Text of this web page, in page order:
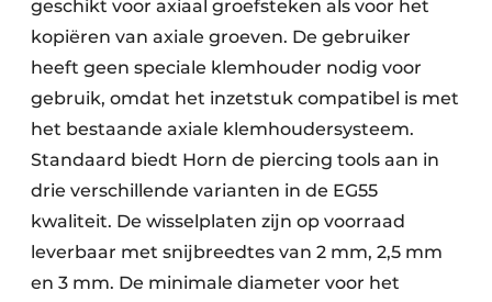
geschikt voor axiaal groefsteken als voor het
kopiëren van axiale groeven. De gebruiker
heeft geen speciale klemhouder nodig voor
gebruik, omdat het inzetstuk compatibel is met
het bestaande axiale klemhoudersysteem.
Standaard biedt Horn de piercing tools aan in
drie verschillende varianten in de EG55
kwaliteit. De wisselplaten zijn op voorraad
leverbaar met snijbreedtes van 2 mm, 2,5 mm
en 3 mm. De minimale diameter voor het